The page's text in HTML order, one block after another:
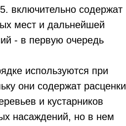
включительно содержат
мест и дальнейшей
- в первую очередь
используются при
они содержат расценки
и кустарников
насаждений, но в нем